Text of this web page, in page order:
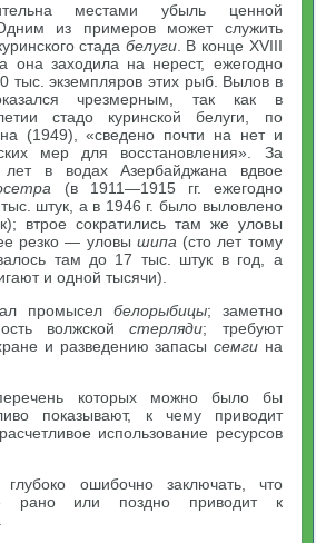
местами убыль ценной
из примеров может служить
стада белуги. В конце XVIII
она заходила на нерест, ежегодно
тыс. экземпляров этих рыб. Вылов в
чрезмерным, так как в
стадо куринской белуги, по
(1949), «сведено почти на нет и
мер для восстановления». За
в водах Азербайджана вдвое
(в 1911—1915 гг. ежегодно
штук, а в 1946 г. было выловлено
втрое сократились там же уловы
резко — уловы шипа (сто лет тому
там до 17 тыс. штук в год, а
и одной тысячи).
промысел белорыбицы; заметно
волжскойстерляди; требуют
и разведению запасы семгина
которых можно было бы
показывают, к чему приводит
использование ресурсов
ошибочно заключать, что
рано или поздно приводит к